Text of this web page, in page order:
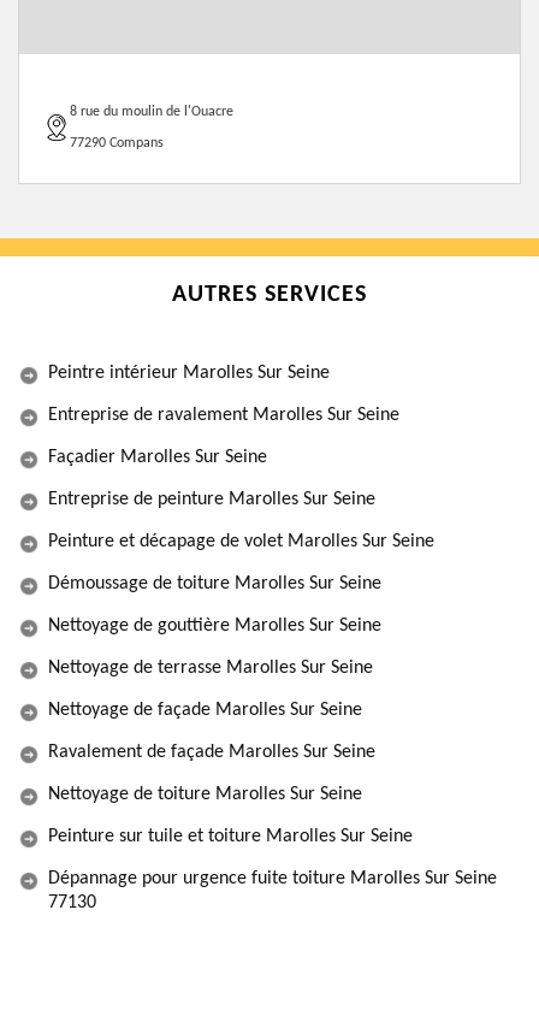
8 rue du moulin de l'Ouacre
77290 Compans
AUTRES SERVICES
Peintre intérieur Marolles Sur Seine
Entreprise de ravalement Marolles Sur Seine
Façadier Marolles Sur Seine
Entreprise de peinture Marolles Sur Seine
Peinture et décapage de volet Marolles Sur Seine
Démoussage de toiture Marolles Sur Seine
Nettoyage de gouttière Marolles Sur Seine
Nettoyage de terrasse Marolles Sur Seine
Nettoyage de façade Marolles Sur Seine
Ravalement de façade Marolles Sur Seine
Nettoyage de toiture Marolles Sur Seine
Peinture sur tuile et toiture Marolles Sur Seine
Dépannage pour urgence fuite toiture Marolles Sur Seine
77130